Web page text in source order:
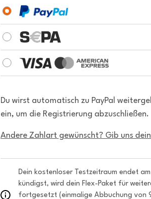
Du wirst automatisch zu PayPal
ein, um die Registrierung abzuschließen.
Andere Zahlart gewünscht? Gib uns
Dein kostenloser Testzeitraum endet am
kündigst, wird dein Flex-Paket für
fortgesetzt (einmalige Abbuchung von